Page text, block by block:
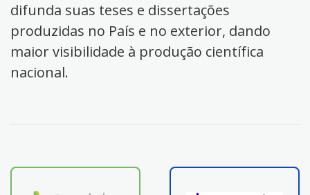
difunda suas teses e dissertações
produzidas no País e no exterior, dando
maior visibilidade à produção científica
nacional.